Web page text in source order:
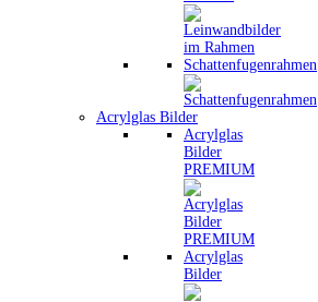
Schattenfugenrahmen
Acrylglas Bilder
Acrylglas
Bilder
PREMIUM
Acrylglas
Bilder